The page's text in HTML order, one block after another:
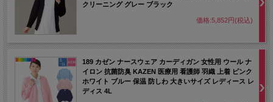
クリーニング グレー ブラック
価格:5,852円(税込)
189 カゼン ナースウェア カーディガン 女性用 ウール ナ
イロン 抗菌防臭 KAZEN 医療用 看護師 羽織 上着 ピンク
ホワイト ブルー 保温 防しわ 大きいサイズ レディース レ
ディス 4L